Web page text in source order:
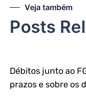
Veja também
Posts
Débitos junto ao
prazos e sobre os